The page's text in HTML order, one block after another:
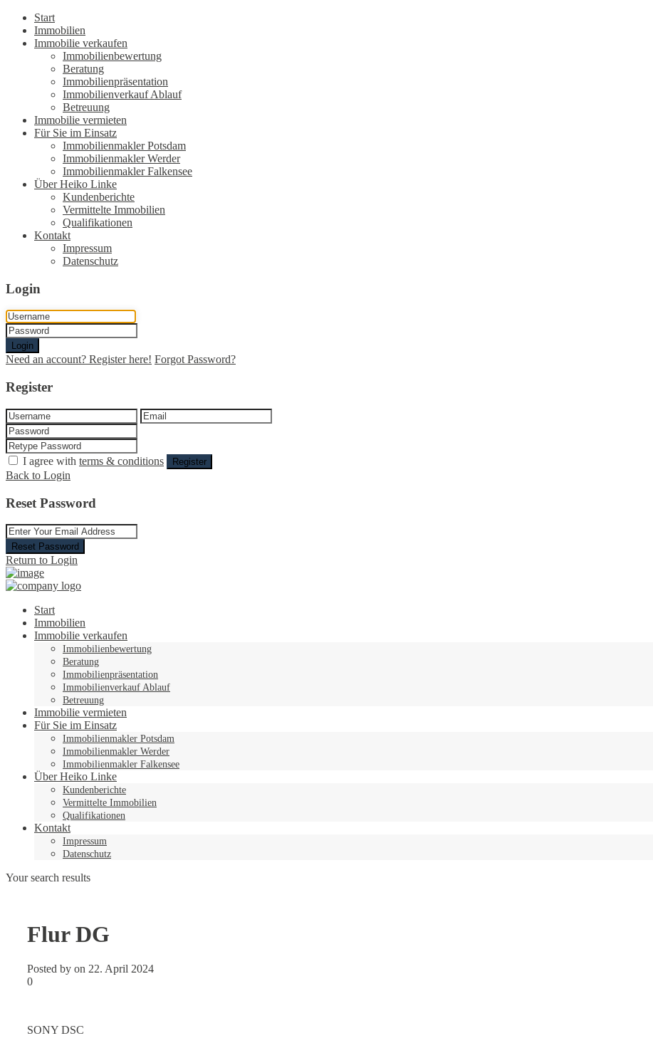
Start
Immobilien
Immobilie verkaufen
Immobilienbewertung
Beratung
Immobilienpräsentation
Immobilienverkauf Ablauf
Betreuung
Immobilie vermieten
Für Sie im Einsatz
Immobilienmakler Potsdam
Immobilienmakler Werder
Immobilienmakler Falkensee
Über Heiko Linke
Kundenberichte
Vermittelte Immobilien
Qualifikationen
Kontakt
Impressum
Datenschutz
Login
Login
Need an account? Register here! Forgot Password?
Register
I agree with terms & conditions Register
Back to Login
Reset Password
Reset Password
Return to Login
Start
Immobilien
Immobilie verkaufen
Immobilienbewertung
Beratung
Immobilienpräsentation
Immobilienverkauf Ablauf
Betreuung
Immobilie vermieten
Für Sie im Einsatz
Immobilienmakler Potsdam
Immobilienmakler Werder
Immobilienmakler Falkensee
Über Heiko Linke
Kundenberichte
Vermittelte Immobilien
Qualifikationen
Kontakt
Impressum
Datenschutz
Your search results
Flur DG
Posted by on 22. April 2024
0
SONY DSC